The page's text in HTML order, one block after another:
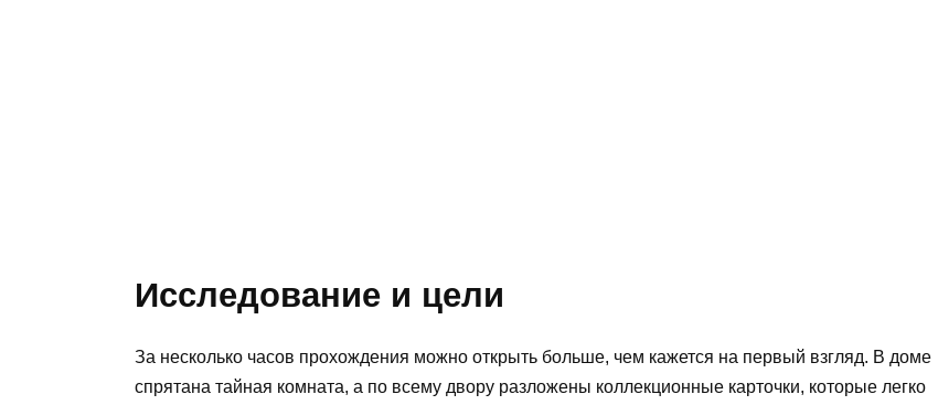
Исследование и цели
За несколько часов прохождения можно открыть больше, чем кажется на первый взгляд. В доме
спрятана тайная комната, а по всему двору разложены коллекционные карточки, которые легко